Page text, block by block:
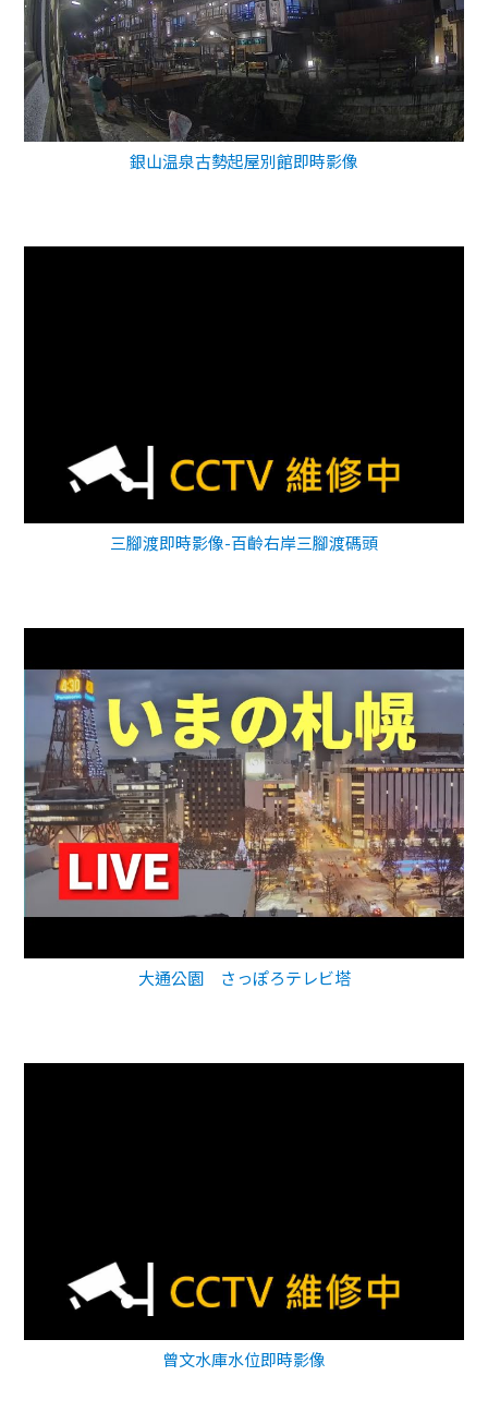
銀山温泉古勢起屋別館即時影像
三腳渡即時影像-百齡右岸三腳渡碼頭
大通公園 さっぽろテレビ塔
曾文水庫水位即時影像